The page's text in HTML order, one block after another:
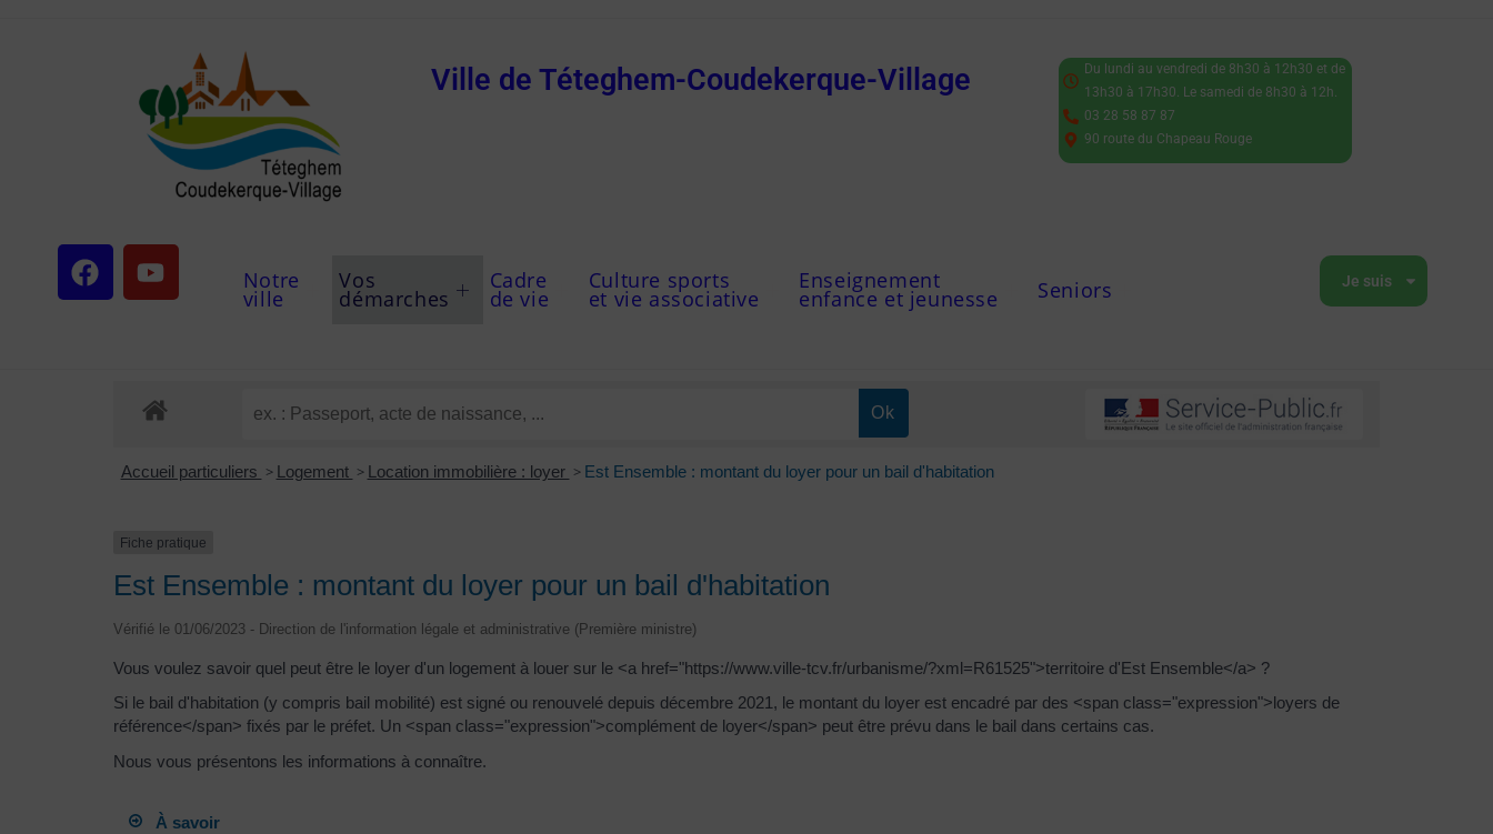
Ville de Téteghem-Coudekerque-Village
Du lundi au vendredi de 8h30 à 12h30 et de
13h30 à 17h30. Le samedi de 8h30 à 12h.
03 28 58 87 87
90 route du Chapeau Rouge
Notre
ville
Vos
démarches
Cadre
de vie
Culture sports
et vie associative
Enseignement
enfance et jeunesse Seniors Je suis
Accueil particuliers > Logement > Location immobilière : loyer > Est Ensemble : montant du loyer pour un bail d'habitation
Fiche pratique
Est Ensemble : montant du loyer pour un bail d'habitation
Vérifié le 01/06/2023 - Direction de l'information légale et administrative (Première ministre)
Vous voulez savoir quel peut être le loyer d'un logement à louer sur le <a href="https://www.ville-tcv.fr/urbanisme/?xml=R61525">territoire d'Est Ensemble</a> ?
Si le bail d'habitation (y compris bail mobilité) est signé ou renouvelé depuis décembre 2021, le montant du loyer est encadré par des <span class="expression">loyers de
référence</span> fixés par le préfet. Un <span class="expression">complément de loyer</span> peut être prévu dans le bail dans certains cas.
Nous vous présentons les informations à connaître.
À savoir